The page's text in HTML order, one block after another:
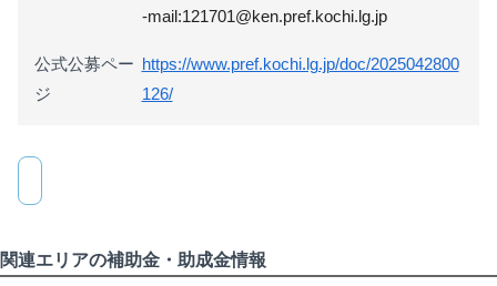
-mail:121701@ken.pref.kochi.lg.jp
公式公募ペー
ジ
https://www.pref.kochi.lg.jp/doc/2025042800
126/
関連エリアの補助金・助成金情報